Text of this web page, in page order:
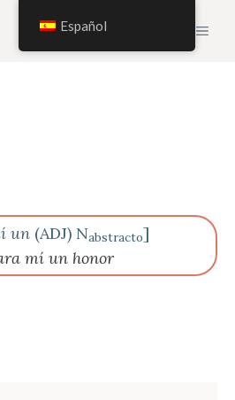
un(ADJ) Nabstracto]
mí un honor
Español